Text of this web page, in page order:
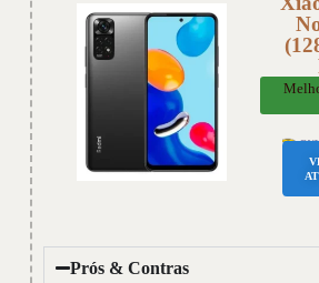
Prós & Contras